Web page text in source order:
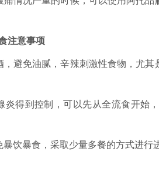
注意事项
，避免油腻，辛辣刺激性食物，尤
炎得到控制，可以先从全流食开始
饮暴食，采取少量多餐的方式进行